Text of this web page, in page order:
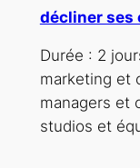
décliner ses
Durée : 2
marketing et
managers et
studios et